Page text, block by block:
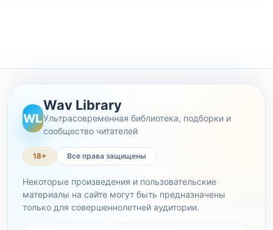
WL
Wav Library
Ультрасовременная библиотека, подборки и
сообщество читателей
18+ Все права защищены
Некоторые произведения и пользовательские
материалы на сайте могут быть предназначены
только для совершеннолетней аудитории.